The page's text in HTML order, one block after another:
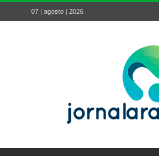
07 | agosto | 2026